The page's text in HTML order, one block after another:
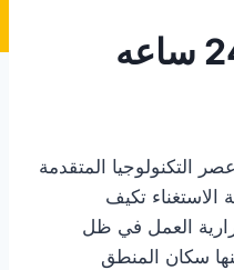
في عصر التكنولوجيا المتقدمة
تكيف
العمل في ظل
سكان المنطق